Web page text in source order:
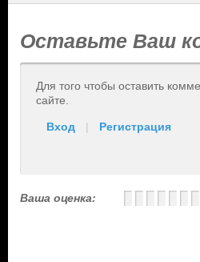
Оставьте Ваш
Для того чтобы оставить
сайте.
Вход | Регистрация
Ваша оценка: